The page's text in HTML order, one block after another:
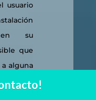
usuario
su
que
alguna
de